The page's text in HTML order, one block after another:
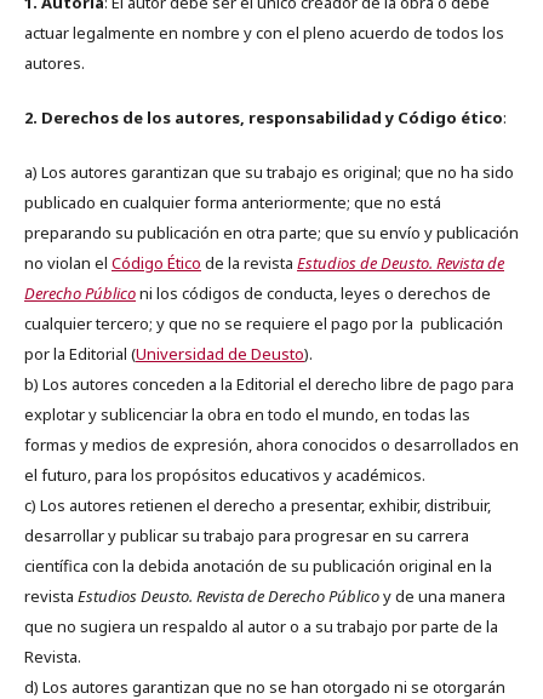
actuar legalmente en nombre y con el pleno acuerdo de todos los
autores.
2. Derechos de los autores, responsabilidad y Código ético:
a) Los autores garantizan que su trabajo es original; que no ha sido
publicado en cualquier forma anteriormente; que no está
preparando su publicación en otra parte; que su envío y publicación
no violan el Código Ético de la revista Estudios de Deusto. Revista de
Derecho Públiconi los códigos de conducta, leyes o derechos de
cualquier tercero; y que no se requiere el pago por la publicación
por la Editorial (Universidad de Deusto).
b) Los autores conceden a la Editorial el derecho libre de pago para
explotar y sublicenciar la obra en todo el mundo, en todas las
formas y medios de expresión, ahora conocidos o desarrollados en
el futuro, para los propósitos educativos y académicos.
c) Los autores retienen el derecho a presentar, exhibir, distribuir,
desarrollar y publicar su trabajo para progresar en su carrera
científica con la debida anotación de su publicación original en la
revista Estudios Deusto. Revista de Derecho Públicoy de una manera
que no sugiera un respaldo al autor o a su trabajo por parte de la
Revista.
d) Los autores garantizan que no se han otorgado ni se otorgarán